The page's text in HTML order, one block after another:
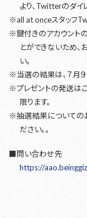
より、Twitterのダイ
※all at onceスタッフ
※鍵付きのアカウント
とができないため
い。
※当選の結果は、７月
※プレゼントの発送は
限ります。
※抽選結果についての
ださい。。
■問い合わせ先
https://